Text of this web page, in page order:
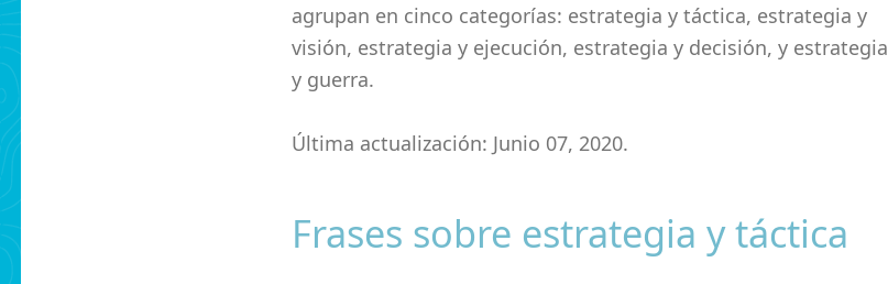
agrupan en cinco categorías: estrategia y táctica, estrategia y
visión, estrategia y ejecución, estrategia y decisión, y estrategia
y guerra.
Última actualización: Junio 07, 2020.
Frases sobre estrategia y táctica